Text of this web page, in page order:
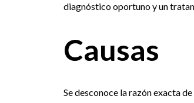
diagnóstico oportuno y un
Causas
Se desconoce la razón exacta